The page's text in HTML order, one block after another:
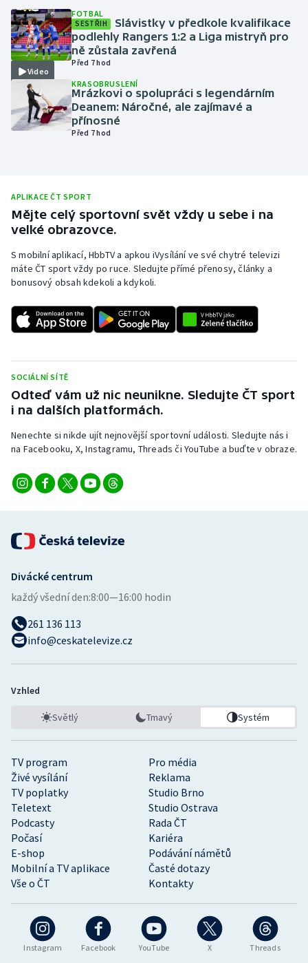
Motorsport
Olympijské hry
Parasport
Plavání
Ragby
Rychlobruslení
Rychlostní kanoistika
Short track
Sportovní střelba
Triatlon
Vodní slalom
Volejbal
Video
FOTBAL
SESTŘIH
Slávistky v předkole kvalifikace
podlehly Rangers 1:2 a Liga mistryň pro
ně zůstala zavřená
Před 7 hod
KRASOBRUSLENÍ
Mrázkovi o spolupráci s legendárním
Deanem: Náročné, ale zajímavé a
přínosné
Před 7 hod
APLIKACE ČT SPORT
Mějte celý sportovní svět vždy u sebe i na
velké obrazovce.
S mobilní aplikací, HbbTV a apkou iVysílání ve své chytré televizi
máte ČT sport vždy po ruce. Sledujte přímé přenosy, články a
bonusový obsah kdekoli a kdykoli.
SOCIÁLNÍ SÍTĚ
Odteď vám už nic neunikne. Sledujte ČT sport
i na dalších platformách.
Nenechte si nikde ujít nejnovější sportovní události. Sledujte nás i
na Facebooku, X, Instagramu, Threads či YouTube a buďte v obraze.
Instagram Facebook YouTube X Threads
TV program
Pro média
Živé vysílání
Reklama
TV poplatky
Studio Brno
Teletext
Studio Ostrava
Podcasty
Rada ČT
Počasí
Kariéra
E-shop
Podávání námětů
Mobilní a TV aplikace
Časté dotazy
Vše o ČT
Kontakty
Divácké centrum
každý všední den:8:00—16:00 hodin
261 136 113
info@ceskatelevize.cz
Vzhled
Světlý Tmavý Systém